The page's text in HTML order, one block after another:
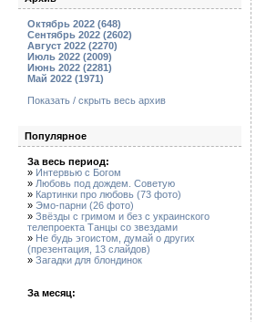
Октябрь 2022 (648)
Сентябрь 2022 (2602)
Август 2022 (2270)
Июль 2022 (2009)
Июнь 2022 (2281)
Май 2022 (1971)
Показать / скрыть весь архив
Популярное
За весь период:
» Интервью с Богом
» Любовь под дождем. Советую
» Картинки про любовь (73 фото)
» Эмо-парни (26 фото)
» Звёзды с гримом и без с украинского
телепроекта Танцы со звездами
» Не будь эгоистом, думай о других
(презентация, 13 слайдов)
» Загадки для блондинок
За месяц: